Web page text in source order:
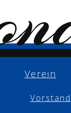
Verein
Vorstand